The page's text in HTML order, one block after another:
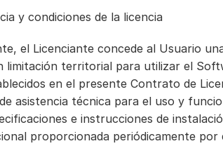
y condiciones de la licencia
el Licenciante concede al Usuario
limitación territorial para utilizar el
en el presente Contrato de
asistencia técnica para el uso y
e instrucciones de
proporcionada periódicamente por